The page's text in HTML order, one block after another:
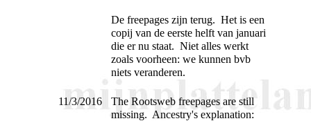
De freepages zijn terug. Het is een
copij van de eerste helft van januari
die er nu staat. Niet alles werkt
zoals voorheen: we kunnen bvb
niets veranderen.
11/3/2016
The Rootsweb freepages are still
missing. Ancestry's explanation: